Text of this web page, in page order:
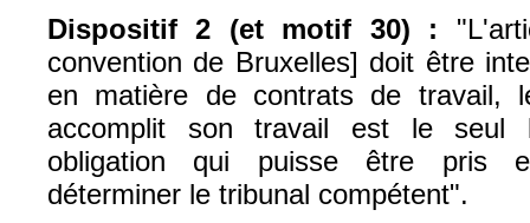
Dispositif 2 (et motif 30) :
convention de Bruxelles] doit être
en matière de contrats de travail,
accomplit son travail est le seul
obligation qui puisse être pris
déterminer le tribunal compétent".